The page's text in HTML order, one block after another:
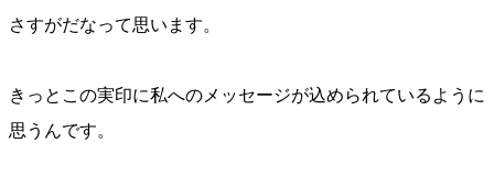
さすがだなって思います。
きっとこの実印に私へのメッセージが込められているように
思うんです。